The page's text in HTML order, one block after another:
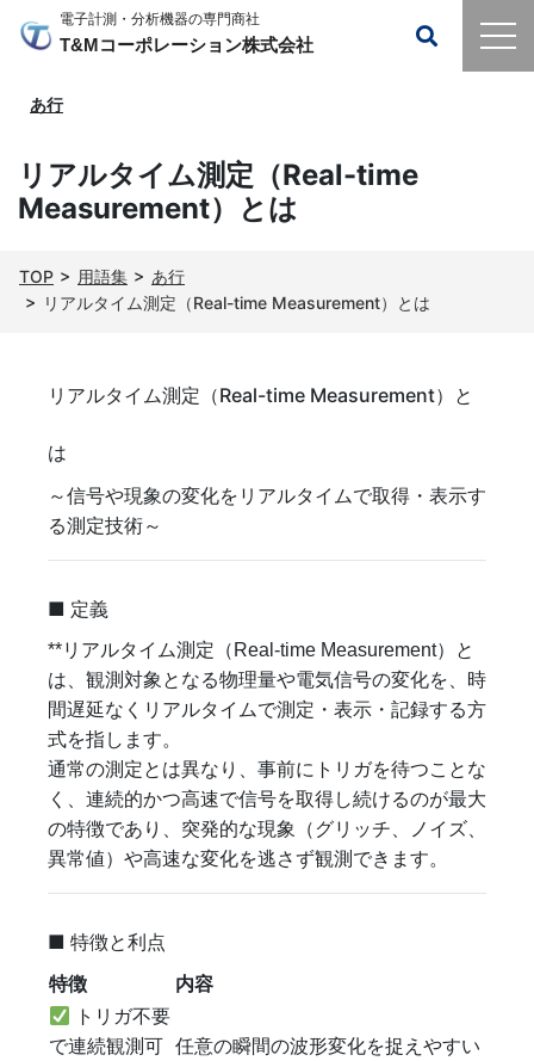
電子計測・分析機器の専門商社
T&Mコーポレーション株式会社
あ行
リアルタイム測定（Real-time
Measurement）とは
TOP 用語集
あ行
リアルタイム測定（Real-time Measurement）とは
リアルタイム測定（Real-time Measurement）と
は
～信号や現象の変化をリアルタイムで取得・表示す
る測定技術～
■ 定義
**リアルタイム測定（Real-time Measurement）と
は、観測対象となる物理量や電気信号の変化を、時
間遅延なくリアルタイムで測定・表示・記録する方
式を指します。
通常の測定とは異なり、事前にトリガを待つことな
く、連続的かつ高速で信号を取得し続けるのが最大
の特徴であり、突発的な現象（グリッチ、ノイズ、
異常値）や高速な変化を逃さず観測できます。
■ 特徴と利点
特徴
内容
トリガ不要
で連続観測可 任意の瞬間の波形変化を捉えやすい